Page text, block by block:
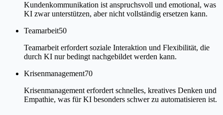
Kundenkommunikation ist anspruchsvoll und emotional, was
KI zwar unterstützen, aber nicht vollständig ersetzen kann.
Teamarbeit50
Teamarbeit erfordert soziale Interaktion und Flexibilität, die
durch KI nur bedingt nachgebildet werden kann.
Krisenmanagement70
Krisenmanagement erfordert schnelles, kreatives Denken und
Empathie, was für KI besonders schwer zu automatisieren ist.